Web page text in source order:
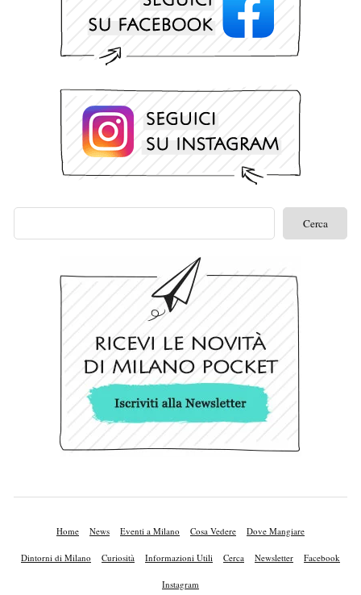
Home News Eventi a Milano Cosa Vedere Dove Mangiare
Dintorni di Milano Curiosità Informazioni Utili Cerca Newsletter Facebook
Instagram